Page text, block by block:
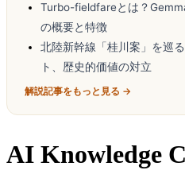
Turbo-fieldfareとは？
の概要と特徴
北陸新幹線「桂川案」を巡
ト、歴史的価値の対立
解説記事をもっと見る →
AI Knowledge